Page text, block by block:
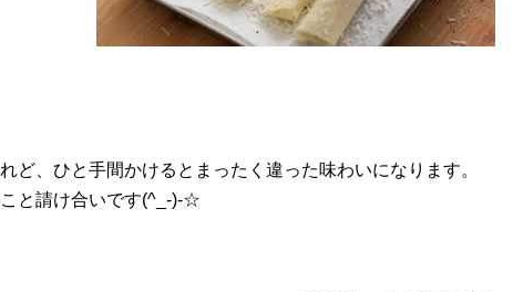
ど、ひと手間かけるとまったく違った味わいになります。
と請け合いです(^_-)-☆